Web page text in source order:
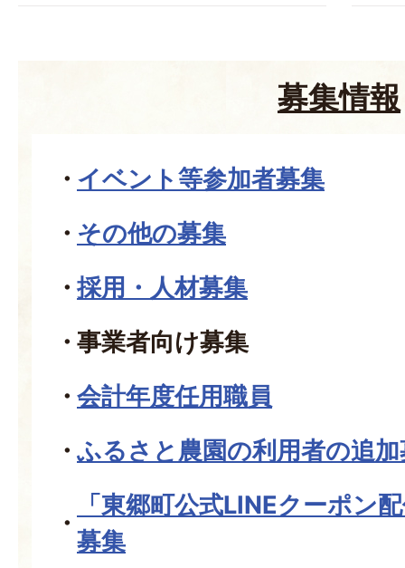
募集情報
イベント等参加者募集
その他の募集
採用・人材募集
事業者向け募集
会計年度任用職員
ふるさと農園の利用者の追
「東郷町公式LINEクーポン
募集